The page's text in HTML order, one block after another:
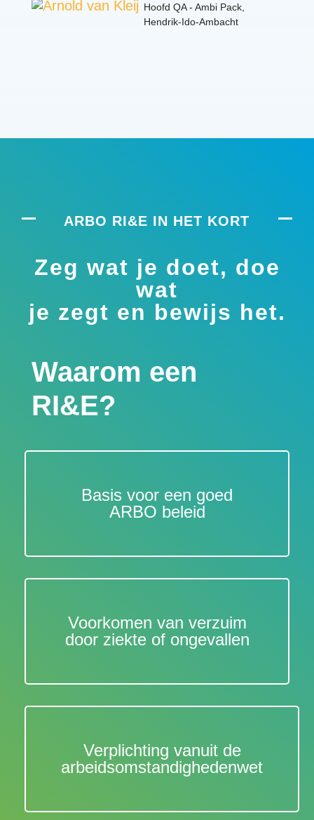
Hoofd QA - Ambi Pack,
Hendrik-Ido-Ambacht
ARBO RI&E IN HET KORT
Zeg wat je doet, doe
wat
je zegt en bewijs het.
Waarom een
RI&E?
Basis voor een goed
ARBO beleid​
Voorkomen van verzuim
door ziekte of ongevallen​
Verplichting vanuit de
arbeidsomstandighedenwet